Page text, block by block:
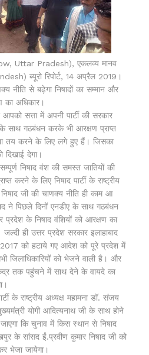
Uttar Pradesh), एकलव्य मानव
ब्यूरो रिपोर्ट, 14 अप्रैल 2019।
नीति से बढ़ेगा निषादों का सम्मान और
का अधिकार।
सत्ता में अपनी पार्टी की सरकार
के साथ गठबंधन करके भी आरक्षण प्राप्त
तय करने के लिए लगे हुए हैं। जिसका
दिखाई देगा।
निषाद वंश की समस्त जातियों की
करने के लिए निषाद पार्टी के राष्ट्रीय
जी की चाणक्य नीति ही काम आ
ने पिछले दिनों एनडीए के साथ गठबंधन
के निषाद वंशियों को आरक्षण का
ही उत्तर प्रदेश सरकार इलाहाबाद
2017 को हटाये गए आदेश को पूरे प्रदेश में
जिलाधिकारियों को भेजने वाली है। और
केंद्र तक पहुंचने में साथ देने के वायदे का
के राष्ट्रीय अध्यक्ष महामना डॉ. संजय
योगी आदित्यनाथ जी के साथ होने
कि चुनाव में किस स्थान से निषाद
के सांसद ईं.प्रवीण कुमार निषाद जी को
भेजा जायेगा।